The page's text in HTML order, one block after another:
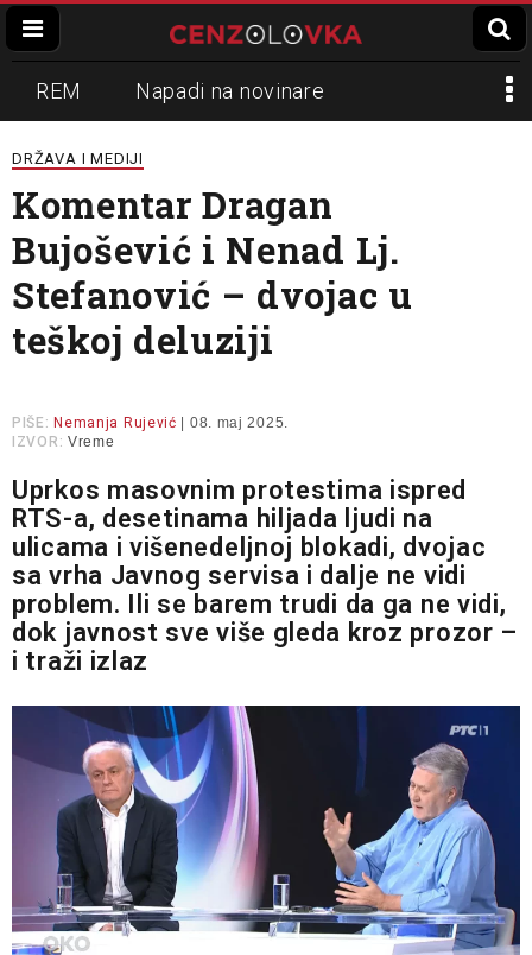
REM Napadi na novinare
Zvučni top
Propaganda Lokalni mediji
Informer Slavko Ćuruvija
DRŽAVA I MEDIJI
Komentar Dragan
Bujošević i Nenad Lj.
Stefanović – dvojac u
teškoj deluziji
PIŠE: Nemanja Rujević | 08. maj 2025.
IZVOR: Vreme
Uprkos masovnim protestima ispred
RTS-a, desetinama hiljada ljudi na
ulicama i višenedeljnoj blokadi, dvojac
sa vrha Javnog servisa i dalje ne vidi
problem. Ili se barem trudi da ga ne vidi,
dok javnost sve više gleda kroz prozor –
i traži izlaz